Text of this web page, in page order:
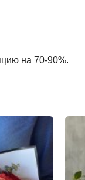
на 70-90%.